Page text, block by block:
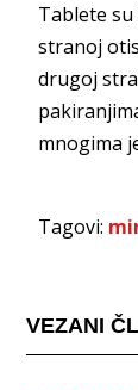
Tablete
stranoj
drugoj
mnogima
Tagovi:
VEZANI